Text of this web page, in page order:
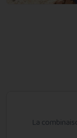
La